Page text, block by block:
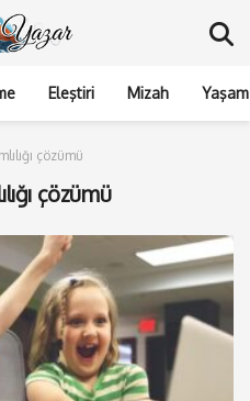
Eleştiri Mizah
çözümü
çözümü